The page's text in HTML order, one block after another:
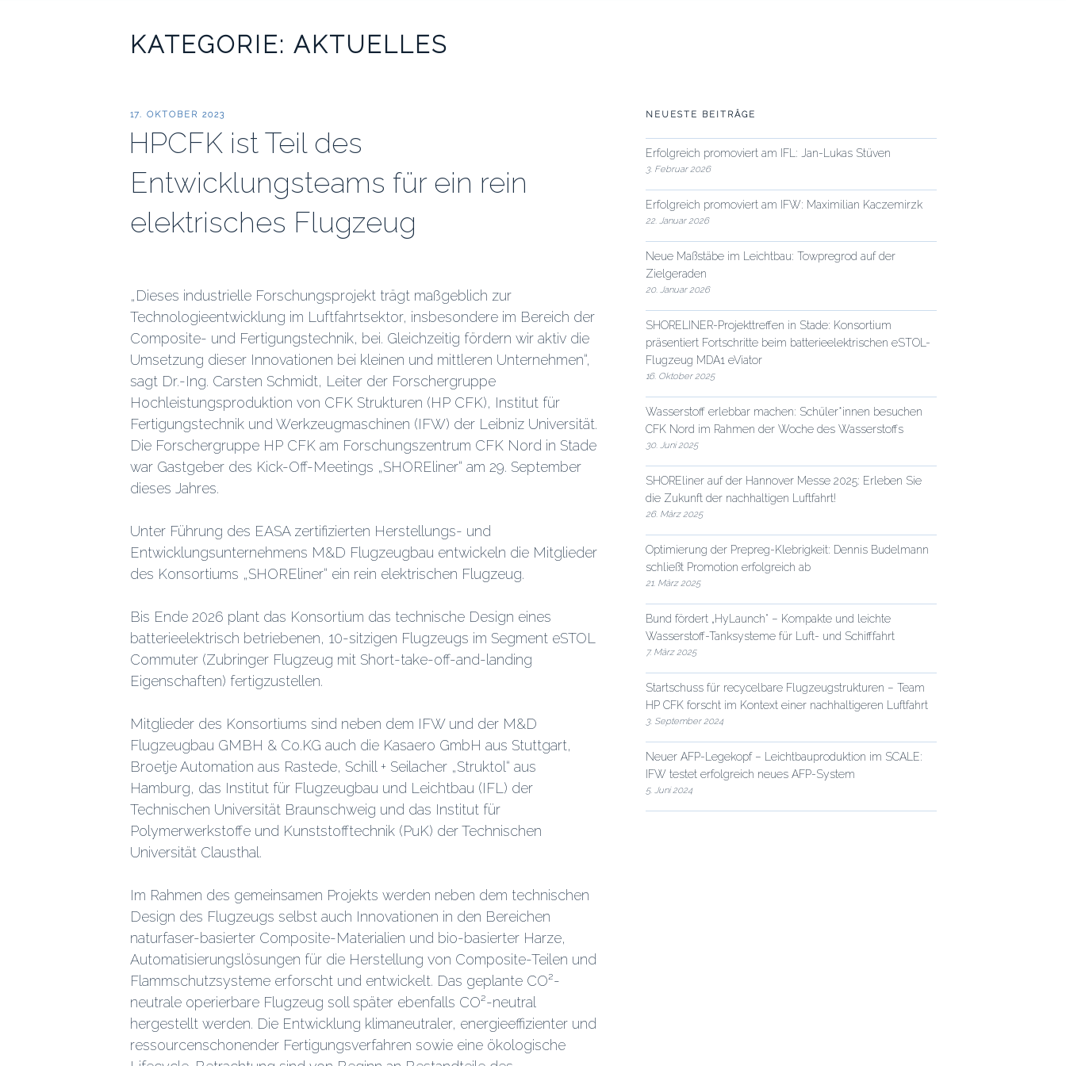
KATEGORIE: AKTUELLES
VERÖFFENTLICHT
17. OKTOBER 2023
HPCFK ist Teil des
Entwicklungsteams für ein rein
elektrisches Flugzeug
„Dieses industrielle Forschungsprojekt trägt maßgeblich zur
Technologieentwicklung im Luftfahrtsektor, insbesondere im Bereich der
Composite- und Fertigungstechnik, bei. Gleichzeitig fördern wir aktiv die
Umsetzung dieser Innovationen bei kleinen und mittleren Unternehmen“,
sagt Dr.-Ing. Carsten Schmidt, Leiter der Forschergruppe
Hochleistungsproduktion von CFK Strukturen (HP CFK), Institut für
Fertigungstechnik und Werkzeugmaschinen (IFW) der Leibniz Universität.
Die Forschergruppe HP CFK am Forschungszentrum CFK Nord in Stade
war Gastgeber des Kick-Off-Meetings „SHOREliner“ am 29. September
dieses Jahres.
Unter Führung des EASA zertifizierten Herstellungs- und
Entwicklungsunternehmens M&D Flugzeugbau entwickeln die Mitglieder
des Konsortiums „SHOREliner“ ein rein elektrischen Flugzeug.
Bis Ende 2026 plant das Konsortium das technische Design eines
batterieelektrisch betriebenen, 10-sitzigen Flugzeugs im Segment eSTOL
Commuter (Zubringer Flugzeug mit Short-take-off-and-landing
Eigenschaften) fertigzustellen.
Mitglieder des Konsortiums sind neben dem IFW und der M&D
Flugzeugbau GMBH & Co.KG auch die Kasaero GmbH aus Stuttgart,
Broetje Automation aus Rastede, Schill + Seilacher „Struktol“ aus
Hamburg, das Institut für Flugzeugbau und Leichtbau (IFL) der
Technischen Universität Braunschweig und das Institut für
Polymerwerkstoffe und Kunststofftechnik (PuK) der Technischen
Universität Clausthal.
Im Rahmen des gemeinsamen Projekts werden neben dem technischen
Design des Flugzeugs selbst auch Innovationen in den Bereichen
naturfaser-basierter Composite-Materialien und bio-basierter Harze,
Automatisierungslösungen für die Herstellung von Composite-Teilen und
Flammschutzsysteme erforscht und entwickelt. Das geplante CO²-
neutrale operierbare Flugzeug soll später ebenfalls CO²-neutral
hergestellt werden. Die Entwicklung klimaneutraler, energieeffizienter und
ressourcenschonender Fertigungsverfahren sowie eine ökologische
NEUESTE BEITRÄGE
Erfolgreich promoviert am IFL: Jan-Lukas Stüven
3. Februar 2026
Erfolgreich promoviert am IFW: Maximilian Kaczemirzk
22. Januar 2026
Neue Maßstäbe im Leichtbau: Towpregrod auf der
Zielgeraden
20. Januar 2026
SHORELINER-Projekttreffen in Stade: Konsortium
präsentiert Fortschritte beim batterieelektrischen eSTOL-
Flugzeug MDA1 eViator
16. Oktober 2025
Wasserstoff erlebbar machen: Schüler*innen besuchen
CFK Nord im Rahmen der Woche des Wasserstoffs
30. Juni 2025
SHOREliner auf der Hannover Messe 2025: Erleben Sie
die Zukunft der nachhaltigen Luftfahrt!
26. März 2025
Optimierung der Prepreg-Klebrigkeit: Dennis Budelmann
schließt Promotion erfolgreich ab
21. März 2025
Bund fördert „HyLaunch“ – Kompakte und leichte
Wasserstoff-Tanksysteme für Luft- und Schifffahrt
7. März 2025
Startschuss für recycelbare Flugzeugstrukturen – Team
HP CFK forscht im Kontext einer nachhaltigeren Luftfahrt
3. September 2024
Neuer AFP-Legekopf – Leichtbauproduktion im SCALE:
IFW testet erfolgreich neues AFP-System
5. Juni 2024